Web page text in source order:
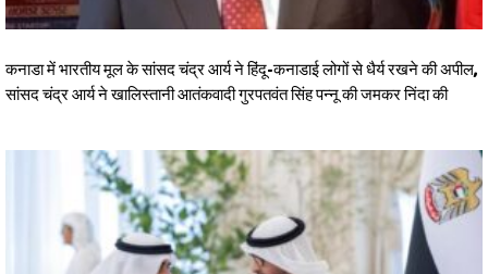
कनाडा में भारतीय मूल के सांसद चंद्र आर्य ने हिंदू-कनाडाई लोगों से धैर्य रखने की अपील,
सांसद चंद्र आर्य ने खालिस्तानी आतंकवादी गुरपतवंत सिंह पन्नू की जमकर निंदा की